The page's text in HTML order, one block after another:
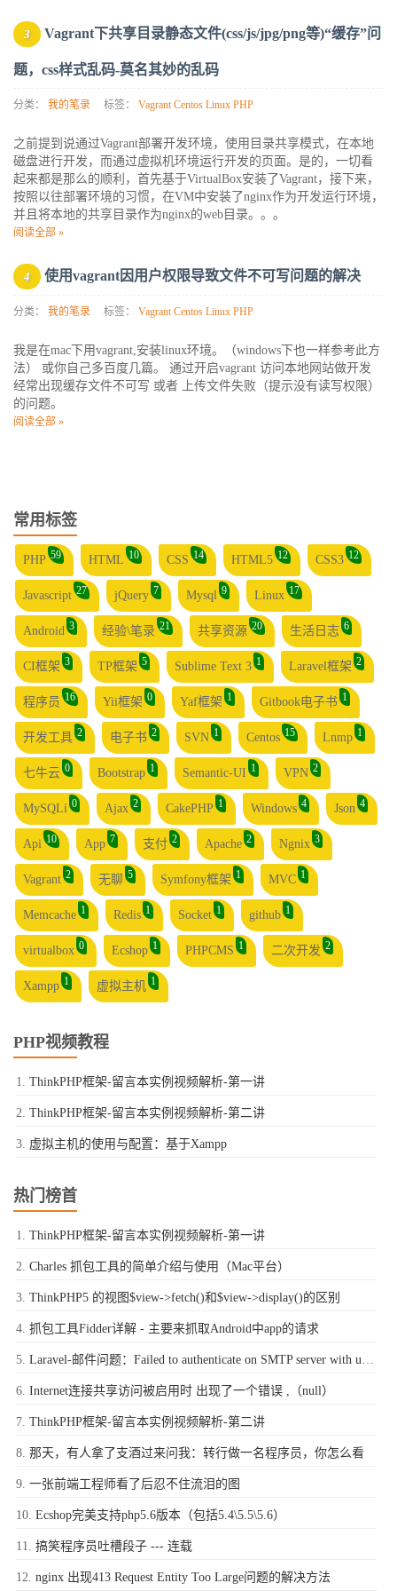
3 Vagrant下共享目录静态文件(css/js/jpg/png等)“缓存”问
题，css样式乱码-莫名其妙的乱码
分类： 我的笔录 标签： Vagrant Centos Linux PHP
之前提到说通过Vagrant部署开发环境，使用目录共享模式，在本地
磁盘进行开发，而通过虚拟机环境运行开发的页面。是的，一切看
起来都是那么的顺利，首先基于VirtualBox安装了Vagrant，接下来，
按照以往部署环境的习惯，在VM中安装了nginx作为开发运行环境，
并且将本地的共享目录作为nginx的web目录。。。
阅读全部 »
4 使用vagrant因用户权限导致文件不可写问题的解决
分类： 我的笔录 标签： Vagrant Centos Linux PHP
我是在mac下用vagrant,安装linux环境。（windows下也一样参考此方
法） 或你自己多百度几篇。 通过开启vagrant 访问本地网站做开发
经常出现缓存文件不可写 或者 上传文件失败（提示没有读写权限）
的问题。
阅读全部 »
常用标签
PHP 59 HTML 10 CSS 14 HTML5 12 CSS3 12
Javascript 27 jQuery 7 Mysql 9 Linux 17
Android 3 经验\笔录 21 共享资源 20 生活日志 6
CI框架 3 TP框架 5 Sublime Text 3 1 Laravel框架 2
程序员 16 Yii框架 0 Yaf框架 1 Gitbook电子书 1
开发工具 2 电子书 2 SVN 1 Centos 15 Lnmp 1
七牛云 0 Bootstrap 1 Semantic-UI 1 VPN 2
MySQLi 0 Ajax 2 CakePHP 1 Windows 4 Json 4
Api 10 App 7 支付 2 Apache 2 Ngnix 3
Vagrant 2 无聊 5 Symfony框架 1 MVC 1
Memcache 1 Redis 1 Socket 1 github 1
virtualbox 0 Ecshop 1 PHPCMS 1 二次开发 2
Xampp 1 虚拟主机 1
PHP视频教程
ThinkPHP框架-留言本实例视频解析-第一讲
ThinkPHP框架-留言本实例视频解析-第二讲
虚拟主机的使用与配置：基于Xampp
热门榜首
ThinkPHP框架-留言本实例视频解析-第一讲
Charles 抓包工具的简单介绍与使用（Mac平台）
ThinkPHP5 的视图$view->fetch()和$view->display()的区别
抓包工具Fidder详解 - 主要来抓取Android中app的请求
Laravel-邮件问题：Failed to authenticate on SMTP server with username "xxxx@qq.com" using 1 possible authenticators
Internet连接共享访问被启用时 出现了一个错误 ,（null）
ThinkPHP框架-留言本实例视频解析-第二讲
那天，有人拿了支酒过来问我：转行做一名程序员，你怎么看
一张前端工程师看了后忍不住流泪的图
Ecshop完美支持php5.6版本（包括5.4\5.5\5.6）
搞笑程序员吐槽段子 --- 连载
nginx 出现413 Request Entity Too Large问题的解决方法